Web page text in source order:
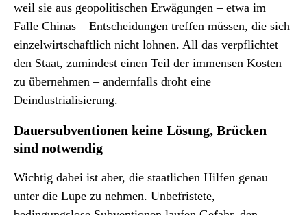
weil sie aus geopolitischen Erwägungen – etwa im
Falle Chinas – Entscheidungen treffen müssen, die sich
einzelwirtschaftlich nicht lohnen. All das verpflichtet
den Staat, zumindest einen Teil der immensen Kosten
zu übernehmen – andernfalls droht eine
Deindustrialisierung.
Dauersubventionen keine Lösung, Brücken
sind notwendig
Wichtig dabei ist aber, die staatlichen Hilfen genau
unter die Lupe zu nehmen. Unbefristete,